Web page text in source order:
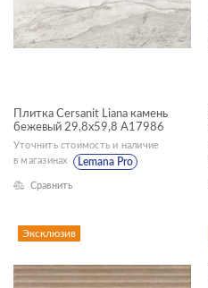
Длина, см
КОЛЛЕКЦИЯ
НАЗНАЧЕНИЕ
Плитка Cersanit Liana камень
бежевый 29,8x59,8 A17986
Уточнить стоимость и наличие
в магазинах
Lemana Pro
Сравнить
Эксклюзив